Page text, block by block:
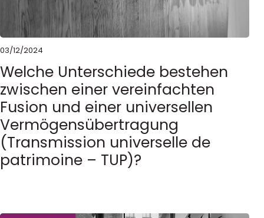
03/12/2024
Welche Unterschiede bestehen
zwischen einer vereinfachten
Fusion und einer universellen
Vermögensübertragung
(Transmission universelle de
patrimoine – TUP)?